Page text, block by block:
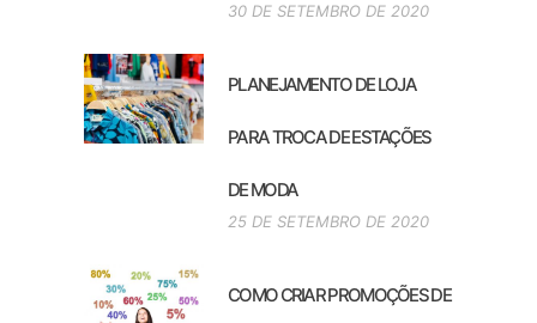
30 DE SETEMBRO DE 2020
PLANEJAMENTO DE LOJA
PARA TROCA DE ESTAÇÕES
DE MODA
25 DE SETEMBRO DE 2020
COMO CRIAR PROMOÇÕES DE